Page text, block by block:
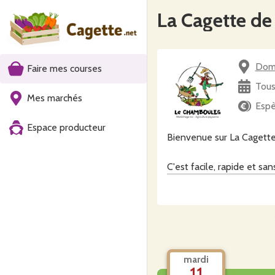
Faire mes courses
Mes marchés
Espace producteur
La Cagette
Bienvenue sur La
C'est facile, rapide et
- Récupérez votre
Chemin des Granges
mardi